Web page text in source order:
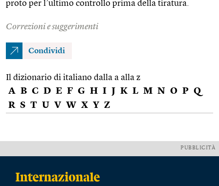
proto per l’ultimo controllo prima della tiratura.
Correzioni e suggerimenti
Condividi
Il dizionario di italiano dalla a alla z
A B C D E F G H I J K L M N O P Q
R S T U V W X Y Z
PUBBLICITÀ